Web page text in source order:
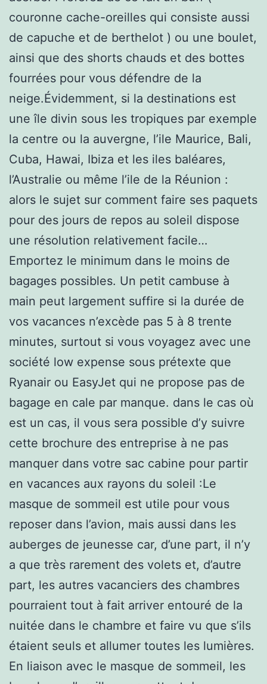
couronne cache-oreilles qui consiste aussi
de capuche et de berthelot ) ou une boulet,
ainsi que des shorts chauds et des bottes
fourrées pour vous défendre de la
neige.Évidemment, si la destinations est
une île divin sous les tropiques par exemple
la centre ou la auvergne, l’ile Maurice, Bali,
Cuba, Hawai, Ibiza et les iles baléares,
l’Australie ou même l’ile de la Réunion :
alors le sujet sur comment faire ses paquets
pour des jours de repos au soleil dispose
une résolution relativement facile…
Emportez le minimum dans le moins de
bagages possibles. Un petit cambuse à
main peut largement suffire si la durée de
vos vacances n’excède pas 5 à 8 trente
minutes, surtout si vous voyagez avec une
société low expense sous prétexte que
Ryanair ou EasyJet qui ne propose pas de
bagage en cale par manque. dans le cas où
est un cas, il vous sera possible d’y suivre
cette brochure des entreprise à ne pas
manquer dans votre sac cabine pour partir
en vacances aux rayons du soleil :Le
masque de sommeil est utile pour vous
reposer dans l’avion, mais aussi dans les
auberges de jeunesse car, d’une part, il n’y
a que très rarement des volets et, d’autre
part, les autres vacanciers des chambres
pourraient tout à fait arriver entouré de la
nuitée dans le chambre et faire vu que s’ils
étaient seuls et allumer toutes les lumières.
En liaison avec le masque de sommeil, les